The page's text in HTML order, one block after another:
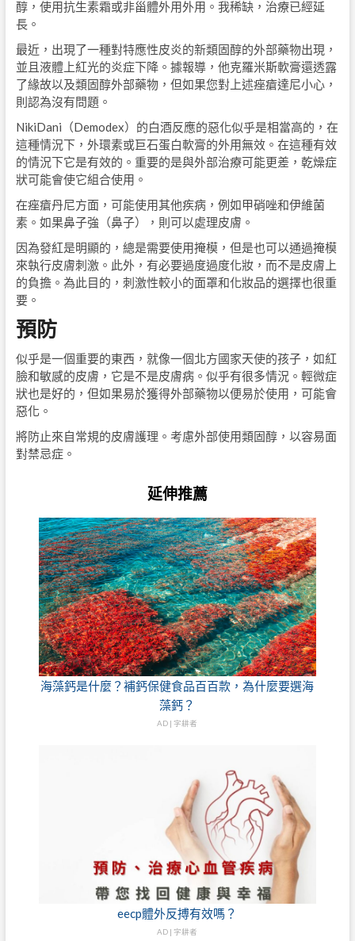
醇，使用抗生素霜或非甾體外用外用。我稀缺，治療已經延
長。
最近，出現了一種對特應性皮炎的新類固醇的外部藥物出現，
並且液體上紅光的炎症下降。據報導，他克羅米斯軟膏還透露
了緣故以及類固醇外部藥物，但如果您對上述痤瘡達尼小心，
則認為沒有問題。
NikiDani（Demodex）的白酒反應的惡化似乎是相當高的，在
這種情況下，外環素或巨石蛋白軟膏的外用無效。在這種有效
的情況下它是有效的。重要的是與外部治療可能更差，乾燥症
狀可能會使它組合使用。
在痤瘡丹尼方面，可能使用其他疾病，例如甲硝唑和伊維菌
素。如果鼻子強（鼻子），則可以處理皮膚。
因為發紅是明顯的，總是需要使用掩模，但是也可以通過掩模
來執行皮膚刺激。此外，有必要過度過度化妝，而不是皮膚上
的負擔。為此目的，刺激性較小的面罩和化妝品的選擇也很重
要。
預防
似乎是一個重要的東西，就像一個北方國家天使的孩子，如紅
臉和敏感的皮膚，它是不是皮膚病。似乎有很多情況。輕微症
狀也是好的，但如果易於獲得外部藥物以便易於使用，可能會
惡化。
將防止來自常規的皮膚護理。考慮外部使用類固醇，以容易面
對禁忌症。
延伸推薦
海藻鈣是什麼？補鈣保健食品百百款，為什麼要選海
藻鈣？
AD | 字耕者
eecp體外反搏有效嗎？
AD | 字耕者